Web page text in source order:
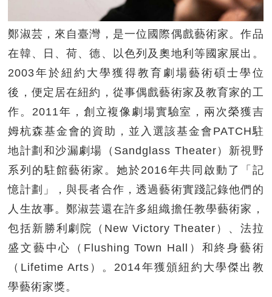
鄭淑芸，來自臺灣，是一位國際偶戲藝術家。作品
在韓、日、荷、德、以色列及奧地利等國家展出。
2003年於紐約大學獲得教育劇場藝術碩士學位
後，便定居在紐約，從事偶戲藝術家及教育家的工
作。2011年，創立複像劇場實驗室，兩次榮獲吉
姆杭森基金會的資助，並入選該基金會PATCH駐
地計劃和沙漏劇場（Sandglass Theater）新視野
系列的駐館藝術家。她於2016年共同啟動了「記
憶計劃」，與長者合作，透過藝術實踐記錄他們的
人生故事。鄭淑芸還在許多組織擔任教學藝術家，
包括新勝利劇院（New Victory Theater）、法拉
盛文藝中心（Flushing Town Hall）和終身藝術
（Lifetime Arts）。2014年獲頒紐約大學傑出教
學藝術家獎。